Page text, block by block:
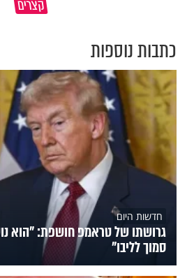
קצרים
כתבות נוספות
חדשות היום
גרושתו של טראמפ חושפת: "הוא
סמוך לליבו"